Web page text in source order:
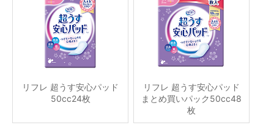
リフレ 超うす安心パッド
50cc24枚
リフレ 超うす安心パッド
まとめ買いパック50cc48
枚